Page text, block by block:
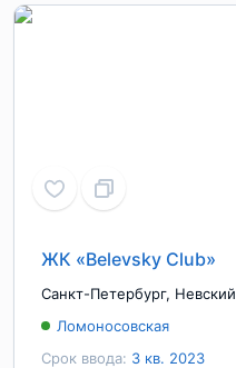
ЖК «Belevsky Club»
Санкт-Петербург, Невский
Срок ввода: 3 кв. 2023
Ломоносовская